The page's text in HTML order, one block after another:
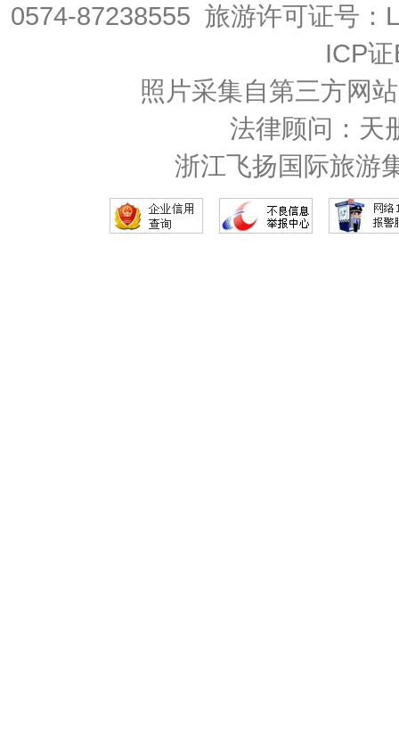
0574-87238555 旅游许可证号
ICP
照片采集自第三方网
法律顾问：天
浙江飞扬国际旅游